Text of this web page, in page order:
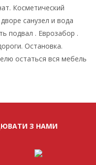
Косметический
санузел и вода
подвал . Еврозабор .
Остановка.
остаться вся мебель
З НАМИ